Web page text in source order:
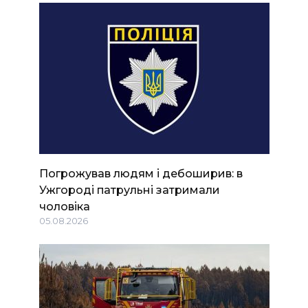
Погрожував людям і дебоширив: в
Ужгороді патрульні затримали
чоловіка
05.08.2026